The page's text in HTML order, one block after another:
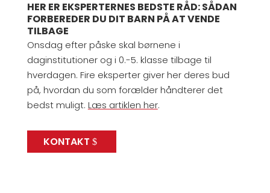
HER ER EKSPERTERNES BEDSTE RÅD:SÅDAN
FORBEREDER DU DIT BARN PÅ AT VENDE
TILBAGE
Onsdag efter påske skal børnene i
daginstitutioner og i 0.-5. klasse tilbage til
hverdagen. Fire eksperter giver her deres bud
på, hvordan du som forælder håndterer det
bedst muligt. Læs artiklen her.
KONTAKT